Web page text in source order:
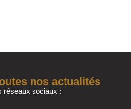
nos actualités
réseaux sociaux :